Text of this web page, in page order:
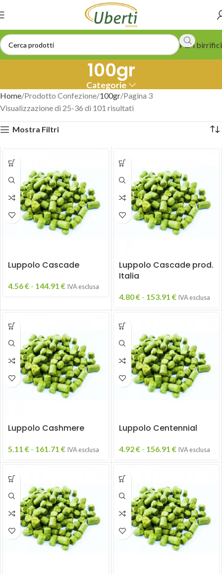
Per i birrifici
100gr
Categorie
Home Prodotto Confezione 100gr Pagina 3
Visualizzazione di 25-36 di 101 risultati
Mostra Filtri
Luppolo Cascade
4.56€ - 144.91 € IVA esclusa
Luppolo Cascade prod.
Italia
4.80€ - 153.91 € IVA esclusa
Luppolo Cashmere
5.11 € - 161.71 € IVA esclusa
Luppolo Centennial
4.92€ - 156.91 € IVA esclusa